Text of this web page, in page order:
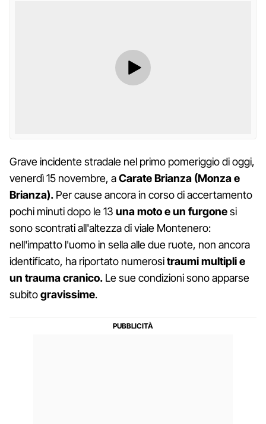
Grave incidente stradale nel primo pomeriggio di oggi,
venerdì 15 novembre, aCarate Brianza (Monza e
Brianza). Per cause ancora in corso di accertamento
pochi minuti dopo le 13 una moto e un furgonesi
sono scontrati all'altezza di viale Montenero:
nell'impatto l'uomo in sella alle due ruote, non ancora
identificato, ha riportato numerositraumi multipli e
un trauma cranico. Le sue condizioni sono apparse
subitogravissime.